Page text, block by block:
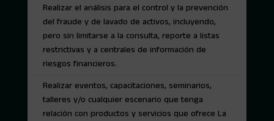
Realizar el análisis para el control y la prevención
del fraude y de lavado de activos, incluyendo,
pero sin limitarse a la consulta, reporte a listas
restrictivas y a centrales de información de
riesgos financieros.
Realizar eventos, capacitaciones, seminarios,
talleres y/o cualquier escenario que tenga
relación con productos y servicios que ofrece La